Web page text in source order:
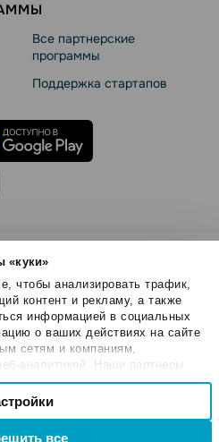
«куки»
чтобы анализировать трафик,
контент и рекламу, а также
информацией в социальных
о ваших действиях на сайте
сетям и компаниям,
аналитикой. Наши партнеры
с предоставленной вами
которые они получили при
все
Все партнерские
программы
Поддержка стартапов
Все права защищены.